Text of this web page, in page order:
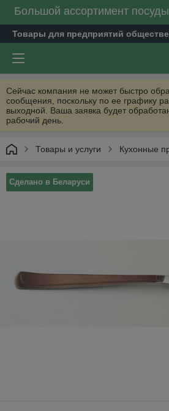
Большой ассортимент
Товары для предприятий
Сейчас компания не может быстро
сообщения, поскольку по ее графику
выходной. Ваша заявка будет
рабочий день.
Товары и услуги Кухонные
Сделано в Беларуси